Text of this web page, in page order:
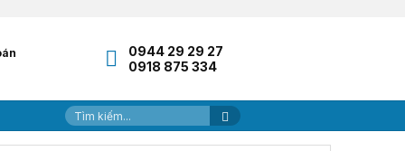
0944 29 29 27
0918 875 334